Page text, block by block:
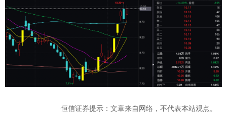
恒信证券提示：文章来自网络，不代表本站观点。